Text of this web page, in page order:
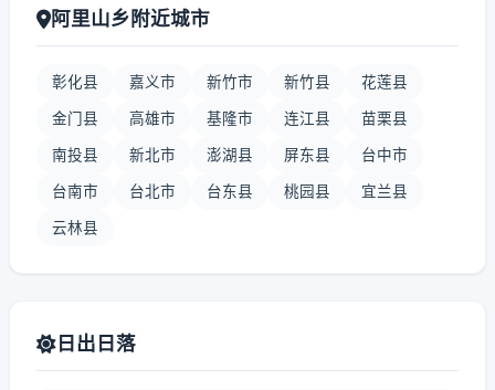
阿里山乡附近城市
彰化县 嘉义市 新竹市 新竹县 花莲县
金门县 高雄市 基隆市 连江县 苗栗县
南投县 新北市 澎湖县 屏东县 台中市
台南市 台北市 台东县 桃园县 宜兰县
云林县
日出日落